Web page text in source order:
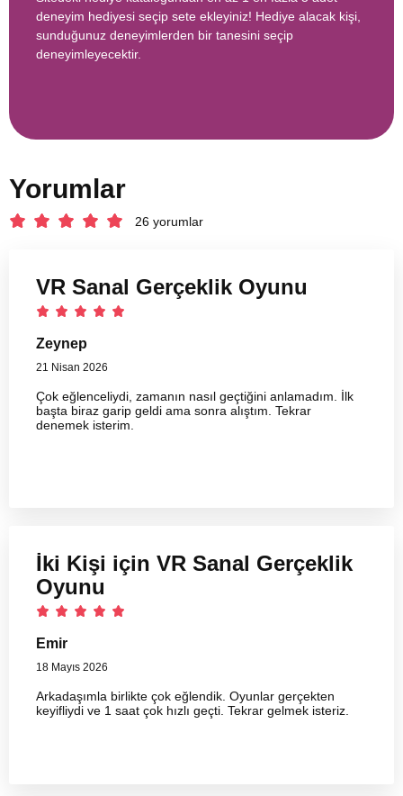
deneyim hediyesi seçip sete ekleyiniz! Hediye alacak kişi,
sunduğunuz deneyimlerden bir tanesini seçip
deneyimleyecektir.
Yorumlar
26 yorumlar
VR Sanal Gerçeklik Oyunu
Zeynep
21 Nisan 2026
Çok eğlenceliydi, zamanın nasıl geçtiğini anlamadım. İlk
başta biraz garip geldi ama sonra alıştım. Tekrar
denemek isterim.
İki Kişi için VR Sanal Gerçeklik
Oyunu
Emir
18 Mayıs 2026
Arkadaşımla birlikte çok eğlendik. Oyunlar gerçekten
keyifliydi ve 1 saat çok hızlı geçti. Tekrar gelmek isteriz.